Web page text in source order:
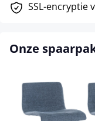
SSL-encryptie
Onze